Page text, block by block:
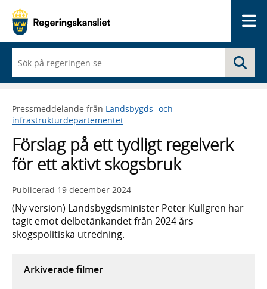
du
börjar
skriva
framträder
en
med
sökförslag
Pressmeddelande från Landsbygds- och
infrastrukturdepartementet
Förslag på ett tydligt regelverk
för ett aktivt skogsbruk
Publicerad 19 december 2024
(Ny version) Landsbygdsminister Peter Kullgren har
tagit emot delbetänkandet från 2024 års
skogspolitiska utredning.
Arkiverade filmer